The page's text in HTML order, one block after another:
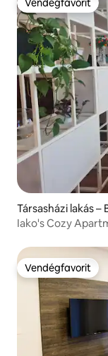
Vendégfavorit
Vendégfavorit
Társasházi lakás –
Iako's Cozy
Vendégfavorit
Vendégfavorit